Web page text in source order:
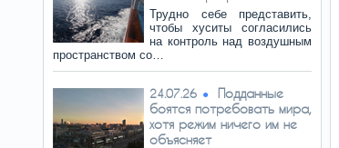
Трудно себе представить,
чтобы хуситы согласились
на контроль над воздушным
пространством со…
24.07.26
Подданные
боятся потребовать мира,
хотя режим ничего им не
объясняет